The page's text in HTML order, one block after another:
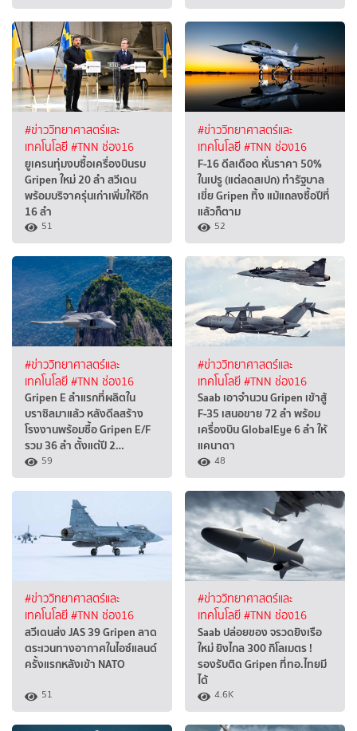
#ข่าววิทยาศาสตร์และ
เทคโนโลยี#TNN ช่อง16
ยูเครนทุ่มงบซื้อเครื่องบินรบ
Gripen ใหม่ 20 ลำ สวีเดน
พร้อมบริจาครุ่นเก่าเพิ่มให้อีก
16 ลำ
51
#ข่าววิทยาศาสตร์และ
เทคโนโลยี#TNN ช่อง16
F-16 ดีลเดือด หั่นราคา 50%
ในเปรู​ (แต่ลดสเปก) ทำรัฐบาล
เขี่ย Gripen ทิ้ง แม้แถลงซื้อปีที่
แล้วก็ตาม
52
#ข่าววิทยาศาสตร์และ
เทคโนโลยี#TNN ช่อง16
Gripen E ลำแรกที่ผลิตใน
บราซิลมาแล้ว หลังดีลสร้าง
โรงงานพร้อมซื้อ Gripen E/F
รวม 36 ลำ ตั้งแต่ปี 2…
59
#ข่าววิทยาศาสตร์และ
เทคโนโลยี#TNN ช่อง16
Saab เอาจำนวน Gripen เข้าสู้
F-35 เสนอขาย 72 ลำ พร้อม
เครื่องบิน GlobalEye 6 ลำ ให้
แคนาดา
48
#ข่าววิทยาศาสตร์และ
เทคโนโลยี#TNN ช่อง16
สวีเดนส่ง JAS 39 Gripen ลาด
ตระเวนทางอากาศในไอซ์แลนด์
ครั้งแรกหลังเข้า NATO
51
#ข่าววิทยาศาสตร์และ
เทคโนโลยี#TNN ช่อง16
Saab ปล่อยของ จรวดยิงเรือ
ใหม่ ยิงไกล 300 กิโลเมตร !
รองรับติด Gripen ที่ทอ.ไทยมี
ได้
4.6K